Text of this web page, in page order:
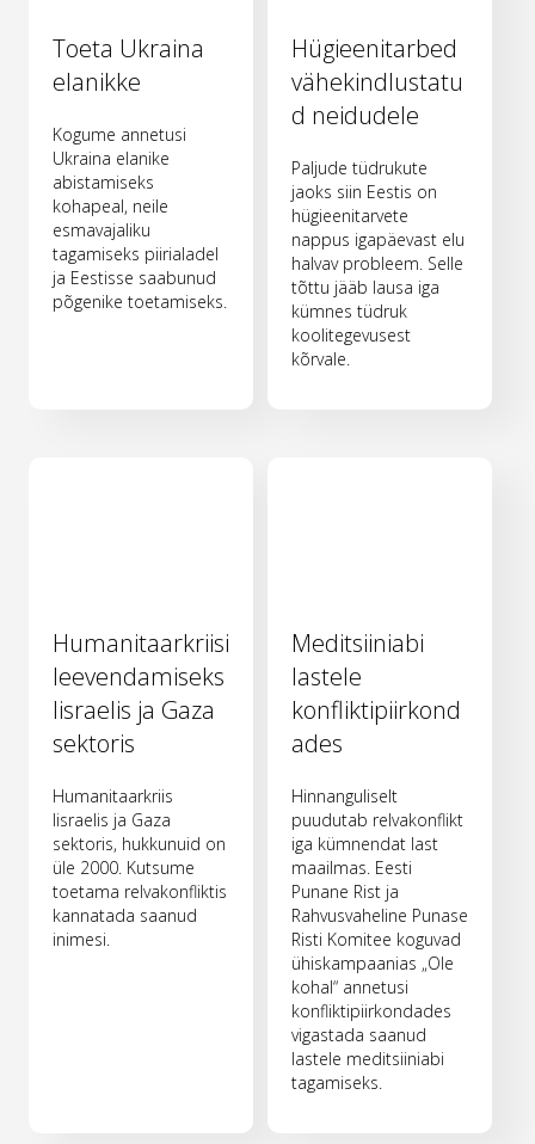
Toeta Ukraina
elanikke
Kogume annetusi
Ukraina elanike
abistamiseks
kohapeal, neile
esmavajaliku
tagamiseks piirialadel
ja Eestisse saabunud
põgenike toetamiseks.
Hügieenitarbed
vähekindlustatu
d neidudele
Paljude tüdrukute
jaoks siin Eestis on
hügieenitarvete
nappus igapäevast elu
halvav probleem. Selle
tõttu jääb lausa iga
kümnes tüdruk
koolitegevusest
kõrvale.
Humanitaarkriisi
leevendamiseks
Iisraelis ja Gaza
sektoris
Humanitaarkriis
Iisraelis ja Gaza
sektoris, hukkunuid on
üle 2000. Kutsume
toetama relvakonfliktis
kannatada saanud
inimesi.
Meditsiiniabi
lastele
konfliktipiirkond
ades
Hinnanguliselt
puudutab relvakonflikt
iga kümnendat last
maailmas. Eesti
Punane Rist ja
Rahvusvaheline Punase
Risti Komitee koguvad
ühiskampaanias „Ole
kohal“ annetusi
konfliktipiirkondades
vigastada saanud
lastele meditsiiniabi
tagamiseks.